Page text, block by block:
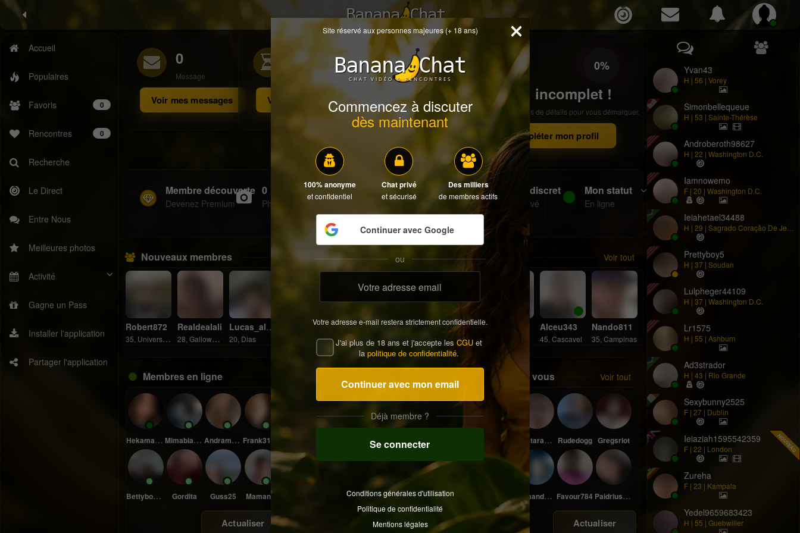
Banana Chat
Accueil
Populaires
Favoris 0
Rencontres 0
Recherche
Le Direct
Entre Nous
Meilleures photos
Activité
Gagne un Pass
Installer l'application
Partager l'application
Yvan43
H | 56 | Vorey
Simonbellequeue
H | 53 | Sainte-Thérèse
Androberoth98627
H | 22 | Washington D.c.
Iamnowemo
F | 20 | Washington D.c.
Ieiahetael34488
Prettyboy5
H | 37 | Soudan
Lulpheger44109
H | 37 | Washington D.c.
Lr1575
H | 55 | Ashburn
Ad3strador
H | 43 | Rio Grande
Sexybunny2525
F | 27 | Dublin
NOUVEAU
Ieiaziah1595542359
F | 22 | London
Zureha
F | 23 | Kampala
Yedel9659683423
H | 55 | Guebwiller
0
Message
Voir mes messages
Demandes en attente
Voir les demandes
0
Visite
Voir les visites
0%
Profil incomplet !
Ajoutez plus de détails pour vous démarquer.
Compléter mon profil
Membre découverte
Devenez Premium
0
Photos
0 Tolérance
publics
Mode discret
Désactivé
Mon statut
En ligne
Nouveaux membres Voir tout
Robert872
35, Universidad
Realdealali
28, Galloway Heights
Lucas_almeida
20, Dias 42, Fortaleza
Jacob34
38, Zwolle
Aurelien511
20, Paris 04 Hôtel-De-Ville
Koko423
22, Jerusalem
Alceu343
45, Cascavel
Nando811
35, Campinas
Membres en ligne
Hekamael89523 Mimabiah70573 Andramelial37270 Frank31679
Bettyboop59 Gordita Guss25 Maman41
Actualiser
Mariedalila20
F | 35 | Célibataire
Bordeaux
Passer
Près de vous Voir tout
Realdealali Anstaran17135 Rudedogg Gregsriot
Armando452 Favour784 Paidrius69687
Actualiser
✕
Site réservé aux personnes majeures (+ 18 ans)
Banana Chat
CHAT VIDÉO & RENCONTRES
Commencez à discuter
dès maintenant
100% anonyme
et confidentiel
Chat privé
et sécurisé
Des milliers
de membres actifs
Continuer avec Google
ou
Votre adresse e-mail restera strictement confidentielle.
J'ai plus de 18 ans et j'accepte les CGUet
la politique de confidentialité.
Continuer avec mon email
Déjà membre ?
Se connecter
Conditions générales d'utilisation
Politique de confidentialité
Mentions légales